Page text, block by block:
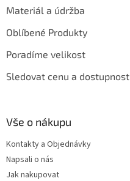
Materiál a údržba
Oblíbené Produkty
Poradíme velikost
Sledovat cenu a dostupnost
Vše o nákupu
Kontakty a Objednávky
Napsali o nás
Jak nakupovat